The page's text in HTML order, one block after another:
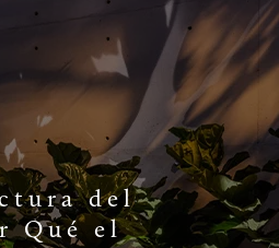
del
Qué el